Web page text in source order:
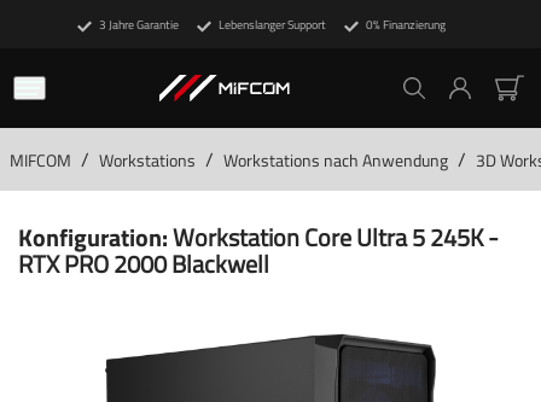
3 Jahre Garantie Lebenslanger Support 0% Finanzierung
MIFCOM / Workstations / Workstations nach Anwendung / 3D
Konfiguration:Workstation Core Ultra 5 245K -
RTX PRO 2000 Blackwell